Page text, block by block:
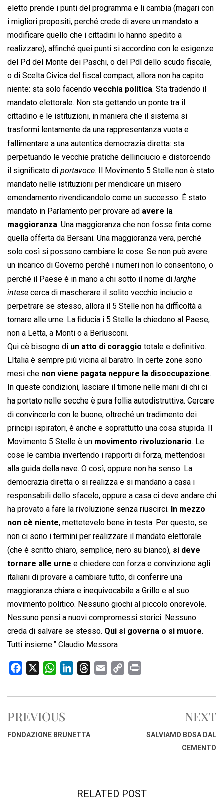
eletto prende i punti del programma e li cambia (magari con
i migliori propositi, perché crede di avere un mandato a
modificare quello che i cittadini lo hanno spedito a
realizzare), affinché quei punti si accordino con le esigenze
del Pd del Monte dei Paschi, o del Pdl dello scudo fiscale,
o di Scelta Civica del fiscal compact, allora non ha capito
niente: sta solo facendo vecchia politica. Sta tradendo il
mandato elettorale. Non sta gettando un ponte tra il
cittadino e le istituzioni, in maniera che il sistema si
trasformi lentamente da una rappresentanza vuota e
fallimentare a una autentica democrazia diretta: sta
perpetuando le vecchie pratiche dellinciucio e distorcendo
il significato di  portavoce. Il Movimento 5 Stelle non è stato
mandato nelle istituzioni per mendicare un misero
emendamento rivendicandolo come un successo. È stato
mandato in Parlamento per provare ad avere la
maggioranza. Una maggioranza che non fosse finta come
quella offerta da Bersani. Una maggioranza vera, perché
solo così si possono cambiare le cose. Se non può avere
un incarico di Governo perché i numeri non lo consentono, o
perché il Paese è in mano a chi sotto il nome di  larghe
intese  cerca di mascherare il solito vecchio inciucio e
perpetrare se stesso, allora il 5 Stelle non ha difficoltà a
tornare alle urne. La fiducia i 5 Stelle la chiedono al Paese,
non a Letta, a Monti o a Berlusconi.
Qui cè bisogno di un atto di coraggio totale e definitivo.
LItalia è sempre più vicina al baratro. In certe zone sono
mesi che non viene pagata neppure la disoccupazione.
In queste condizioni, lasciare il timone nelle mani di chi ci
ha portato nelle secche è pura follia autodistruttiva. Cercare
di convincerlo con le buone, oltreché un tradimento dei
principi ispiratori, è anche e soprattutto una cosa stupida. Il
Movimento 5 Stelle è un movimento rivoluzionario. Le
cose le cambia invertendo i rapporti di forza, mettendosi
alla guida della nave. O così, oppure non ha senso. La
democrazia diretta o si realizza e si mandano a casa i
responsabili dello sfacelo, oppure a casa ci deve andare chi
ha provato a fare la rivoluzione senza riuscirci. In mezzo
non cè niente, mettetevelo bene in testa. Per questo, se
non ci sono i termini per realizzare il mandato elettorale
(che è scritto chiaro, semplice, nero su bianco), si deve
tornare alle urne e chiedere con forza e convinzione agli
italiani di provare a cambiare tutto, di conferire una
maggioranza chiara e inequivocabile a Grillo e al suo
movimento politico. Nessuno giochi al piccolo onorevole.
Nessuno pensi a nuovi compromessi storici. Nessuno
creda di salvare se stesso. Qui si governa o si muore.
Tutti insieme.” Claudio Messora
c
b
o
W
a
s
A
n
d
r
a
p
i
PREVIOUS
FONDAZIONE BRUNETTA
NEXT
SALVIAMO BOSA DAL
CEMENTO
RELATED POST